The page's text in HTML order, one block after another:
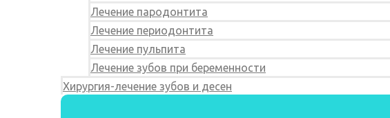
Лечение пародонтита
Лечение периодонтита
Лечение пульпита
Лечение зубов при беременности
Хирургия-лечение зубов и десен